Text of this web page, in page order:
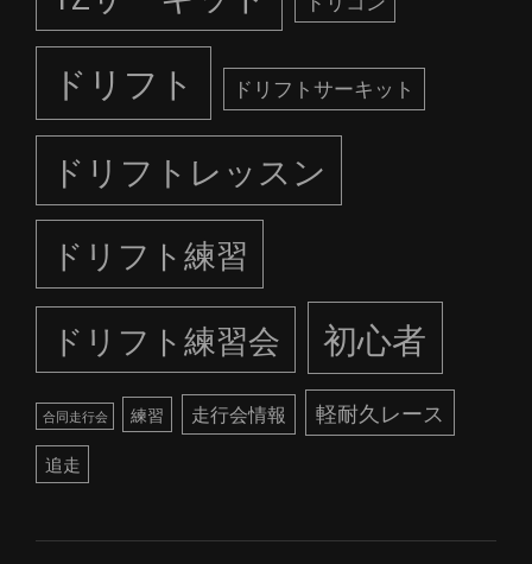
ドリフト ドリフトサーキット
ドリフトレッスン
ドリフト練習
ドリフト練習会
初心者
合同走行会 練習 走行会情報 軽耐久レース
追走